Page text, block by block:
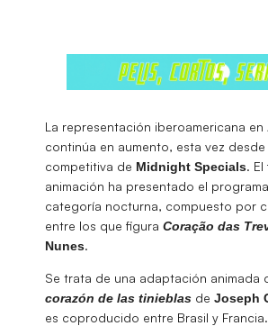
La representación iberoamericana en
continúa en aumento, esta vez
competitiva de Midnight Specials.
animación ha presentado el
categoría nocturna, compuesto por
entre los que figura Coração das
Nunes.
Se trata de una adaptación animada
corazón de las tinieblas de Joseph
es coproducido entre Brasil y